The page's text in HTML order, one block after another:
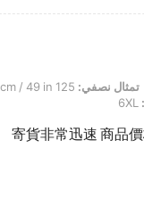
تمثال نصفي:
寄貨非常迅速 商品